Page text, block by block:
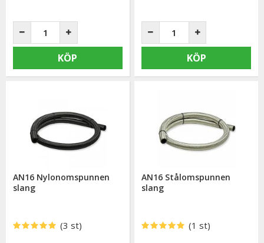
KÖP KÖP
AN16 Nylonomspunnen
slang
(3 st)
AN16 Stålomspunnen
slang
(1 st)